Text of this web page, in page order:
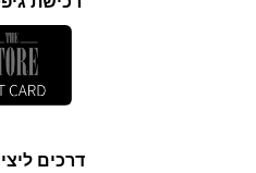
דרכים